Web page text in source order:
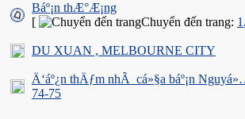
Báº¡n thÆ°Æ¡ng
[
Chuyển đến trang: 1 ,
DU XUAN , MELBOURNE CITY
Ä‘áº¿n thÄƒm nhÃ cá»§a báº¡n
74-75